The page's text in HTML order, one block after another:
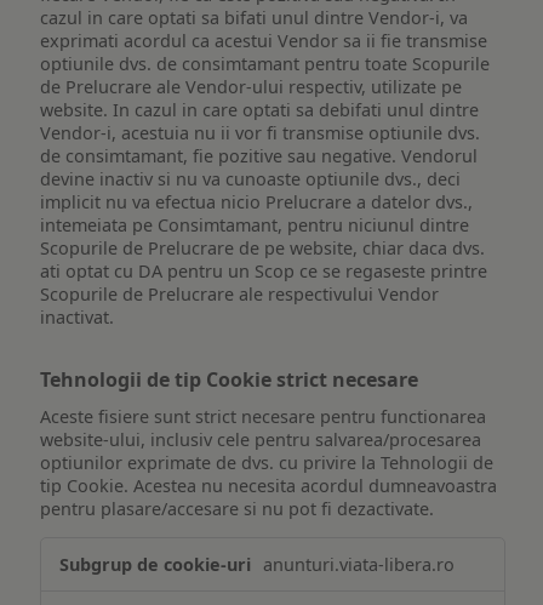
cazul in care optati sa bifati unul dintre Vendor-i, va
exprimati acordul ca acestui Vendor sa ii fie transmise
optiunile dvs. de consimtamant pentru toate Scopurile
de Prelucrare ale Vendor-ului respectiv, utilizate pe
website. In cazul in care optati sa debifati unul dintre
Vendor-i, acestuia nu ii vor fi transmise optiunile dvs.
de consimtamant, fie pozitive sau negative. Vendorul
devine inactiv si nu va cunoaste optiunile dvs., deci
implicit nu va efectua nicio Prelucrare a datelor dvs.,
intemeiata pe Consimtamant, pentru niciunul dintre
Scopurile de Prelucrare de pe website, chiar daca dvs.
ati optat cu DA pentru un Scop ce se regaseste printre
Scopurile de Prelucrare ale respectivului Vendor
inactivat.
Tehnologii de tip Cookie strict necesare
Aceste fisiere sunt strict necesare pentru functionarea
website-ului, inclusiv cele pentru salvarea/procesarea
optiunilor exprimate de dvs. cu privire la Tehnologii de
tip Cookie. Acestea nu necesita acordul dumneavoastra
pentru plasare/accesare si nu pot fi dezactivate.
de
anunturi.viata-libera.ro